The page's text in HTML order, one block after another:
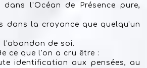
dans l'Océan de Présence pure,
dans la croyance que quelqu'un
l'abandon de soi.
ce que l'on a cru être :
identification aux pensées, au